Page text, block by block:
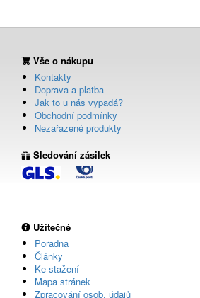
Vše o nákupu
Kontakty
Doprava a platba
Jak to u nás vypadá?
Obchodní podmínky
Nezařazené produkty
Sledování zásilek
Užitečné
Poradna
Články
Ke stažení
Mapa stránek
Zpracování osob. údajů